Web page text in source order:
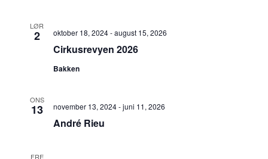
LØR
2
Cirkusrevyen 2026
oktober 18, 2024-august 15, 2026
Bakken
ONS
13
André Rieu
november 13, 2024-juni 11, 2026
FRE